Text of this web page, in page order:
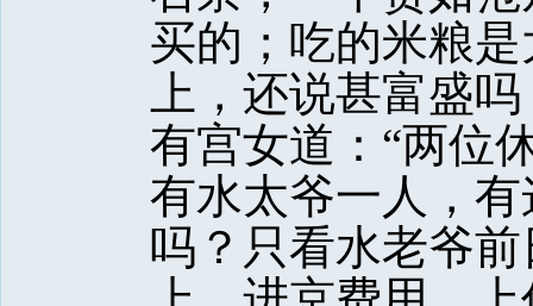
买的；吃的米粮
上，还说甚富盛
有宫女道：“两位
有水太爷一人，
吗？只看水老爷